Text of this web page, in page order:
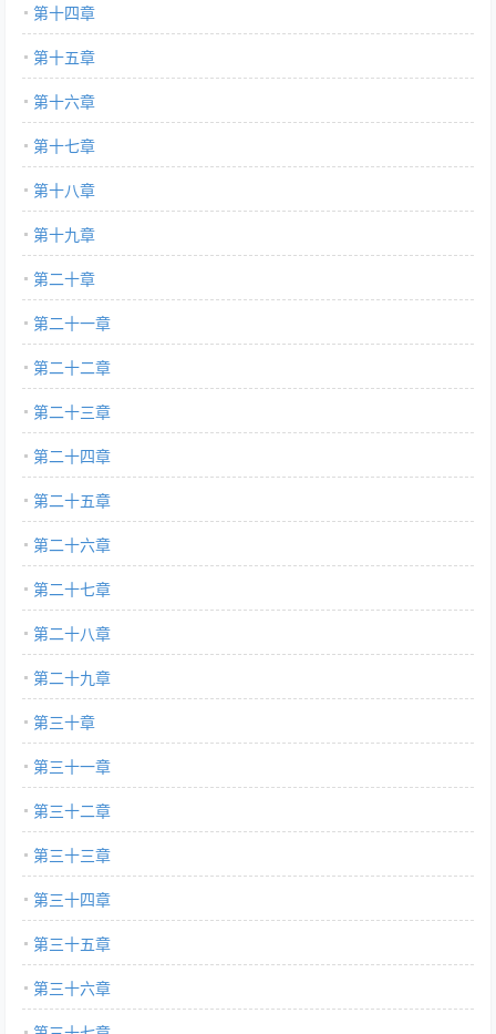
第十四章
第十五章
第十六章
第十七章
第十八章
第十九章
第二十章
第二十一章
第二十二章
第二十三章
第二十四章
第二十五章
第二十六章
第二十七章
第二十八章
第二十九章
第三十章
第三十一章
第三十二章
第三十三章
第三十四章
第三十五章
第三十六章